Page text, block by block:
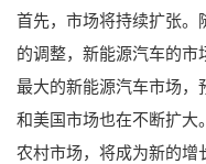
首先，市场将持续扩张。
的调整，新能源汽车的
最大的新能源汽车市场，
和美国市场也在不断扩大
农村市场，将成为新的